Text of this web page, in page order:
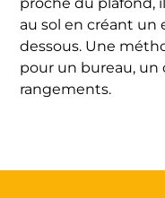
au sol en créant un
dessous. Une
pour un bureau,
rangements.